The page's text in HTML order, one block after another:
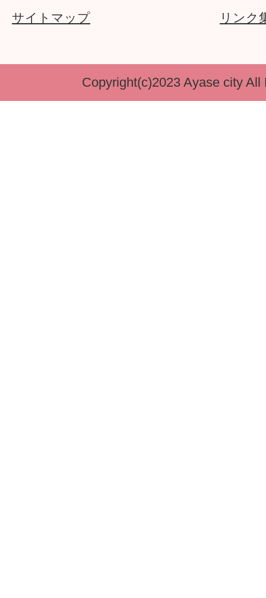
サイトマップ リンク
Copyright(c)2023 Ayase city